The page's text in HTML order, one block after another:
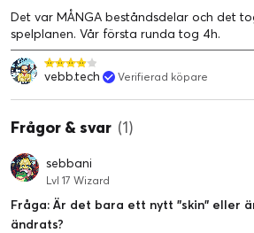
Det var MÅNGA beståndsdelar och det
spelplanen. Vår första runda tog 4h.
vebb.tech Verifierad köpare
Frågor & svar (1)
sebbani
Lvl 17 Wizard
Fråga: Är det bara ett nytt "skin" eller
ändrats?